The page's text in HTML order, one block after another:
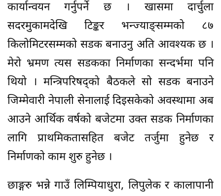
कार्यान्वयन गर्नुपर्ने छ । खासमा दार्चुला
सदरमुकामदेखि टिङ्कर भन्ज्याङ्सम्मको ८७
किलोमिटरसम्मको सडक बनाउनु अति आवश्यक छ ।
मेरो भ्रमण त्यस सडकका निर्माणका सन्दर्भमा पनि
थियो । मन्त्रिपरिषद्को बैठकले सो सडक बनाउने
जिम्मेवारी नेपाली सेनालाई दिइसकेको अवस्थामा अब
आउने आर्थिक वर्षको बजेटमा उक्त सडक निर्माणका
लागि प्राथमिकतासहित बजेट तर्जुमा हुनेछ र
निर्माणको काम शुरु हुनेछ ।
छाङ्गरु भन्ने गाउँ लिम्पियाधुरा, लिपुलेक र कालापानी